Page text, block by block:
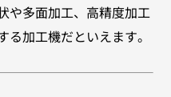
や多面加工、高精度加工
加工機だといえます。